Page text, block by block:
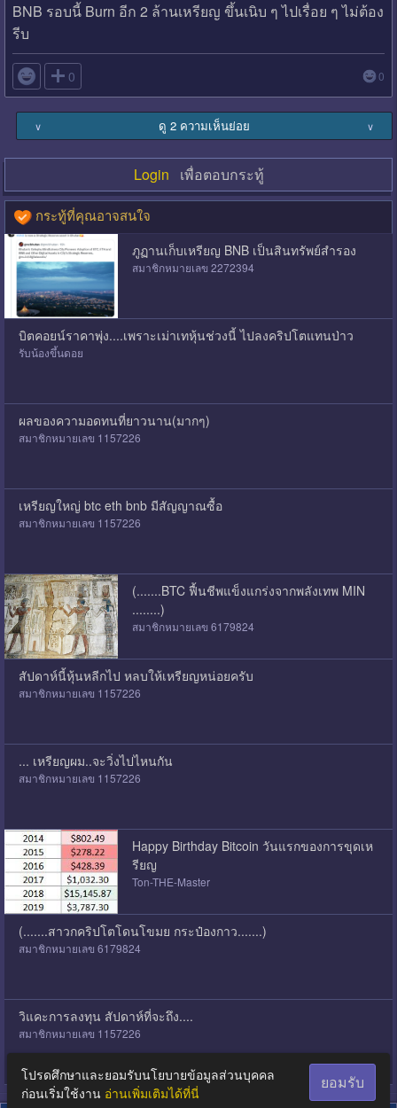
BNB รอบนี้ Burn อีก 2 ล้านเหรียญ ขึ้นเนิบ ๆ ไปเรื่อย ๆ ไม่ต้อง
รีบ
 0 0
∨ ดู 2 ความเห็นย่อย ∨
Login เพื่อตอบกระทู้
กระทู้ที่คุณอาจสนใจ
ภูฏานเก็บเหรียญ BNB เป็นสินทรัพย์สำรอง
สมาชิกหมายเลข 2272394
บิตคอยน์ราคาพุ่ง....เพราะเม่าเทหุ้นช่วงนี้ ไปลงคริปโตแทนป่าว
รับน้องขึ้นดอย
ผลของความอดทนที่ยาวนาน(มากๆ)
สมาชิกหมายเลข 1157226
เหรียญใหญ่ btc eth bnb มีสัญญาณซื้อ
สมาชิกหมายเลข 1157226
(.......BTC ฟื้นชีพแข็งแกร่งจากพลังเทพ MIN
........)
สมาชิกหมายเลข 6179824
สัปดาห์นี้หุ้นหลีกไป หลบให้เหรียญหน่อยครับ
สมาชิกหมายเลข 1157226
... เหรียญผม..จะวิ่งไปไหนกัน
สมาชิกหมายเลข 1157226
Happy Birthday Bitcoin วันแรกของการขุดเห
รียญ
Ton-THE-Master
(.......สาวกคริปโตโดนโขมย กระป๋องกาว.......)
สมาชิกหมายเลข 6179824
วิแคะการลงทุน สัปดาห์ที่จะถึง....
สมาชิกหมายเลข 1157226
โปรดศึกษาและยอมรับนโยบายข้อมูลส่วนบุคคล
ก่อนเริ่มใช้งาน อ่านเพิ่มเติมได้ที่นี่
ยอมรับ